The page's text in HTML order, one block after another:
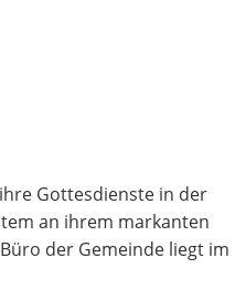
Gottesdienste in der
an ihrem markanten
der Gemeinde liegt im